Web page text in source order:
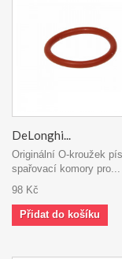
DeLonghi...
Originální O-kroužek
spařovací komory pro...
98 Kč
Přidat do košíku